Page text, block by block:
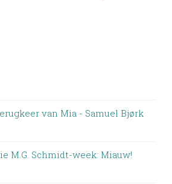
van Mia - Samuel Bjørk
M.G. Schmidt-week: Miauw!